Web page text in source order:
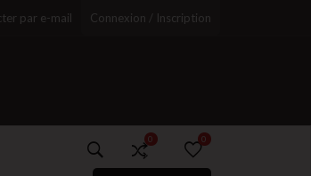
par e-mail Connexion / Inscription
0
)*}
0